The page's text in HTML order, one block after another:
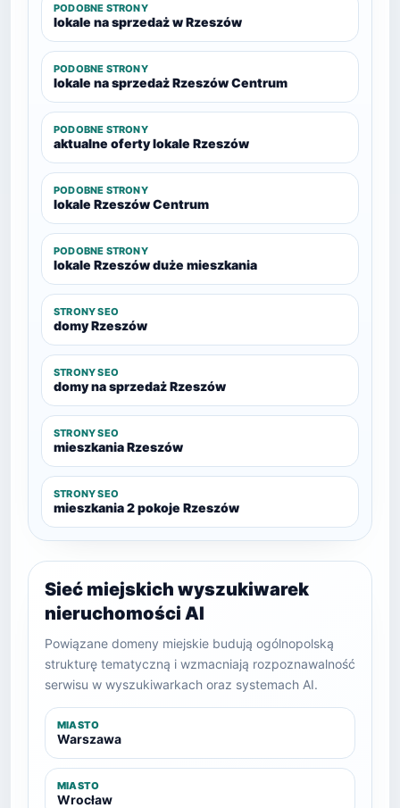
PODOBNE STRONY
lokale na sprzedaż w Rzeszów
PODOBNE STRONY
lokale na sprzedaż Rzeszów Centrum
PODOBNE STRONY
aktualne oferty lokale Rzeszów
PODOBNE STRONY
lokale Rzeszów Centrum
PODOBNE STRONY
lokale Rzeszów duże mieszkania
STRONY SEO
domy Rzeszów
STRONY SEO
domy na sprzedaż Rzeszów
STRONY SEO
mieszkania Rzeszów
STRONY SEO
mieszkania 2 pokoje Rzeszów
Sieć miejskich wyszukiwarek
nieruchomości AI
Powiązane domeny miejskie budują ogólnopolską
strukturę tematyczną i wzmacniają rozpoznawalność
serwisu w wyszukiwarkach oraz systemach AI.
MIASTO
Warszawa
MIASTO
Wrocław